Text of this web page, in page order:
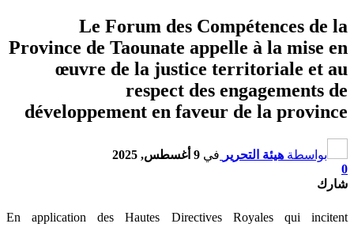
Le Forum des Compétences de la
Province de Taounate appelle à la mise en
œuvre de la justice territoriale et au
respect des engagements de
développement en faveur de la province
بواسطة هيئة التحرير في 9 أغسطس, 2025
0
شارك
En application des Hautes Directives Royales qui incitent